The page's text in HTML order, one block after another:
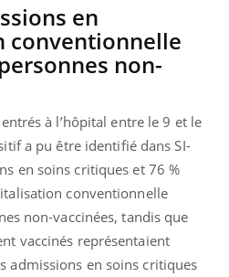
en
conventionnelle
non-
à l’hôpital entre le 9 et le
a pu être identifié dans SI-
en soins critiques et 76 %
conventionnelle
non-vaccinées, tandis que
vaccinés représentaient
admissions en soins critiques